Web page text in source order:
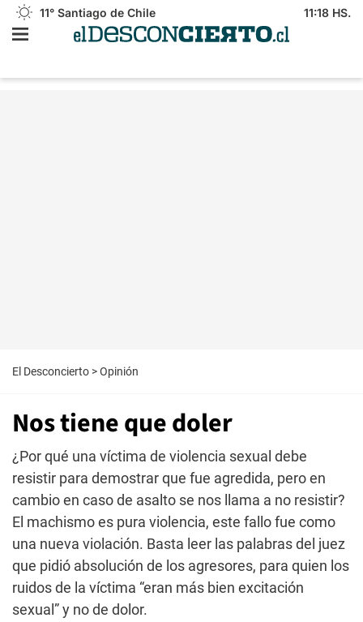
11° Santiago de Chile 11:18 HS.
El Desconcierto >Opinión
Nos tiene que doler
¿Por qué una víctima de violencia sexual debe
resistir para demostrar que fue agredida, pero en
cambio en caso de asalto se nos llama a no resistir?
El machismo es pura violencia, este fallo fue como
una nueva violación. Basta leer las palabras del juez
que pidió absolución de los agresores, para quien los
ruidos de la víctima “eran más bien excitación
sexual” y no de dolor.